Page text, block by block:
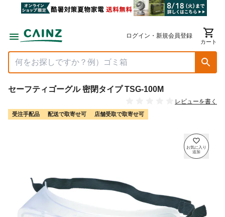
ログイン・新規会員登録
カート
セーフティゴーグル 密閉タイプ TSG-100M
レビューを書く
受注手配品 配送で取寄せ可 店舗受取で取寄せ可